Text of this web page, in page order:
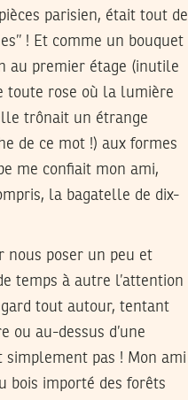
parisien, était tout de
! Et comme un bouquet
au premier étage (inutile
toute rose où la lumière
trônait un étrange
de ce mot !) aux formes
me confiait mon ami,
la bagatelle de dix-
nous poser un peu et
temps à autre l’attention
tout autour, tentant
ou au-dessus d’une
simplement pas ! Mon ami
bois importé des forêts